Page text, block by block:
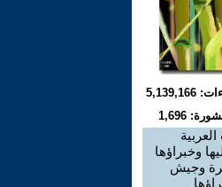
1,696
وخبراؤها
وجيش